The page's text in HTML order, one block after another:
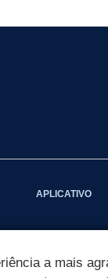
APLICATIVO
a mais